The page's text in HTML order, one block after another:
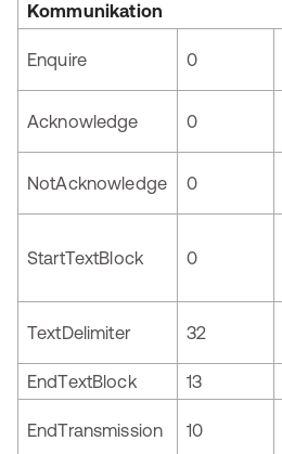
Kommunikation
Enquire 0
Acknowledge 0
NotAcknowledge 0
StartTextBlock 0
TextDelimiter 32
EndTextBlock
13
EndTransmission 10